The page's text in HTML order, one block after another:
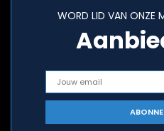
WORD LID VAN ONZE